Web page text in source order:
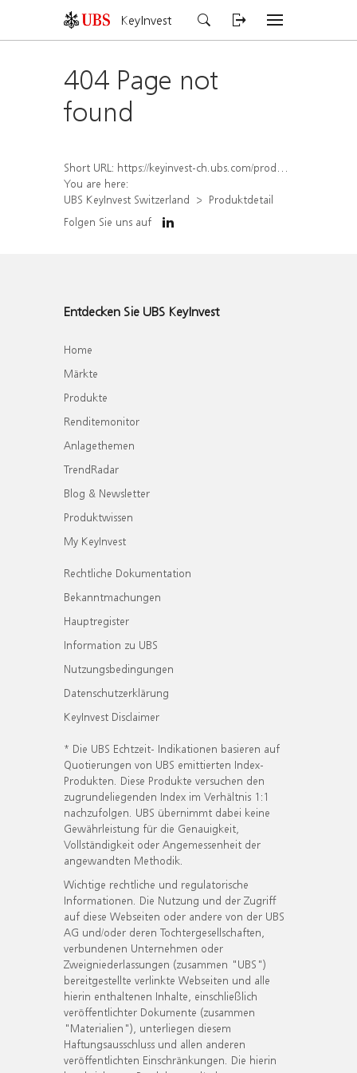
KeyInvest
404 Page not
found
Short URL: https://keyinvest-ch.ubs.com/produkt/detail/index/isin/CH1576568559
You are here:
UBS KeyInvest Switzerland
Produktdetail
Folgen Sie uns auf
Entdecken Sie UBS KeyInvest
Home
Märkte
Produkte
Renditemonitor
Anlagethemen
TrendRadar
Blog & Newsletter
Produktwissen
My KeyInvest
Rechtliche Dokumentation
Bekanntmachungen
Hauptregister
Information zu UBS
Nutzungsbedingungen
Datenschutzerklärung
KeyInvest Disclaimer
* Die UBS Echtzeit- Indikationen basieren auf
Quotierungen von UBS emittierten Index-
Produkten. Diese Produkte versuchen den
zugrundeliegenden Index im Verhältnis 1:1
nachzufolgen. UBS übernimmt dabei keine
Gewährleistung für die Genauigkeit,
Vollständigkeit oder Angemessenheit der
angewandten Methodik.
Wichtige rechtliche und regulatorische
Informationen. Die Nutzung und der Zugriff
auf diese Webseiten oder andere von der UBS
AG und/oder deren Tochtergesellschaften,
verbundenen Unternehmen oder
Zweigniederlassungen (zusammen "UBS")
bereitgestellte verlinkte Webseiten und alle
hierin enthaltenen Inhalte, einschließlich
veröffentlichter Dokumente (zusammen
"Materialien"), unterliegen diesem
Haftungsausschluss und allen anderen
veröffentlichten Einschränkungen. Die hierin